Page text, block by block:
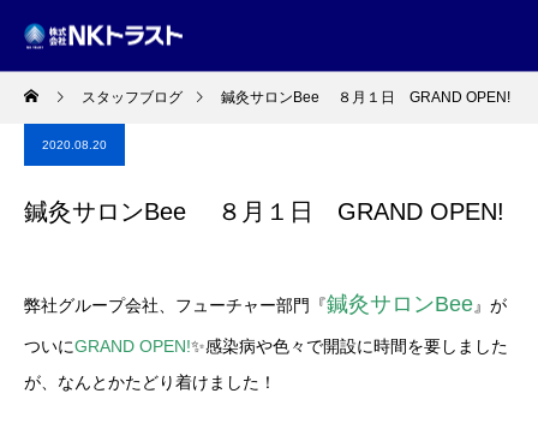
スタッフブログ 鍼灸サロンBee ８月１日 GRAND OPEN!
2020.08.20
鍼灸サロンBee ８月１日 GRAND OPEN!
弊社グループ会社、フューチャー部門『鍼灸サロンBee』が
ついにGRAND OPEN!✨感染病や色々で開設に時間を要しました
が、なんとかたどり着けました！